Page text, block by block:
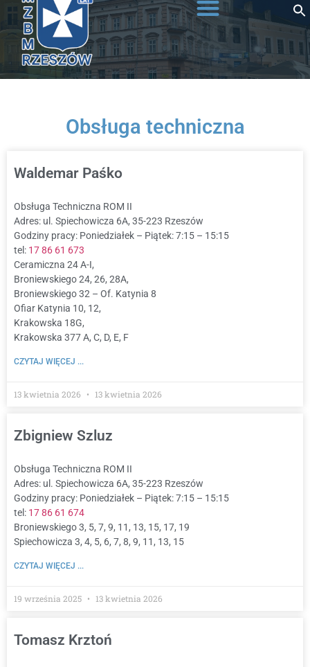
treści
Obsługa techniczna
Waldemar Paśko
Obsługa Techniczna ROM II
Adres: ul. Spiechowicza 6A, 35-223 Rzeszów
Godziny pracy: Poniedziałek – Piątek: 7:15 – 15:15
tel: 17 86 61 673
Ceramiczna 24 A-I,
Broniewskiego 24, 26, 28A,
Broniewskiego 32 – Of. Katynia 8
Ofiar Katynia 10, 12,
Krakowska 18G,
Krakowska 377 A, C, D, E, F
CZYTAJ WIĘCEJ ...
13 kwietnia 2026 13 kwietnia 2026
Zbigniew Szluz
Obsługa Techniczna ROM II
Adres: ul. Spiechowicza 6A, 35-223 Rzeszów
Godziny pracy: Poniedziałek – Piątek: 7:15 – 15:15
tel: 17 86 61 674
Broniewskiego 3, 5, 7, 9, 11, 13, 15, 17, 19
Spiechowicza 3, 4, 5, 6, 7, 8, 9, 11, 13, 15
CZYTAJ WIĘCEJ ...
19 września 2025 13 kwietnia 2026
Tomasz Krztoń